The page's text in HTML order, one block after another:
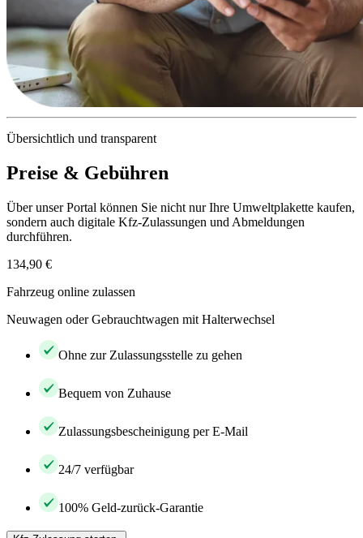
Übersichtlich und transparent
Preise & Gebühren
Über unser Portal können Sie nicht nur Ihre Umweltplakette kaufen,
sondern auch digitale Kfz-Zulassungen und Abmeldungen
durchführen.
134,90 €
Fahrzeug online zulassen
Neuwagen oder Gebrauchtwagen mit Halterwechsel
Ohne zur Zulassungsstelle zu gehen
Bequem von Zuhause
Zulassungsbescheinigung per E-Mail
24/7 verfügbar
100% Geld-zurück-Garantie